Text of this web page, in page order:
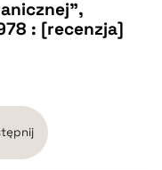
: [recenzja]